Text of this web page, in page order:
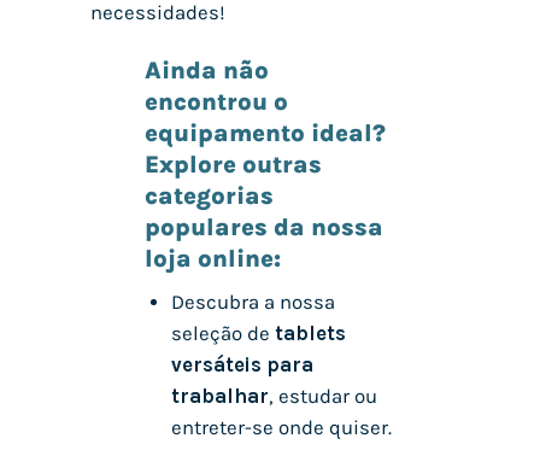
necessidades!
Ainda não
encontrou o
equipamento ideal?
Explore outras
categorias
populares da nossa
loja online:
Descubra a nossa
seleção de tablets
versáteis para
trabalhar, estudar ou
entreter-se onde quiser.